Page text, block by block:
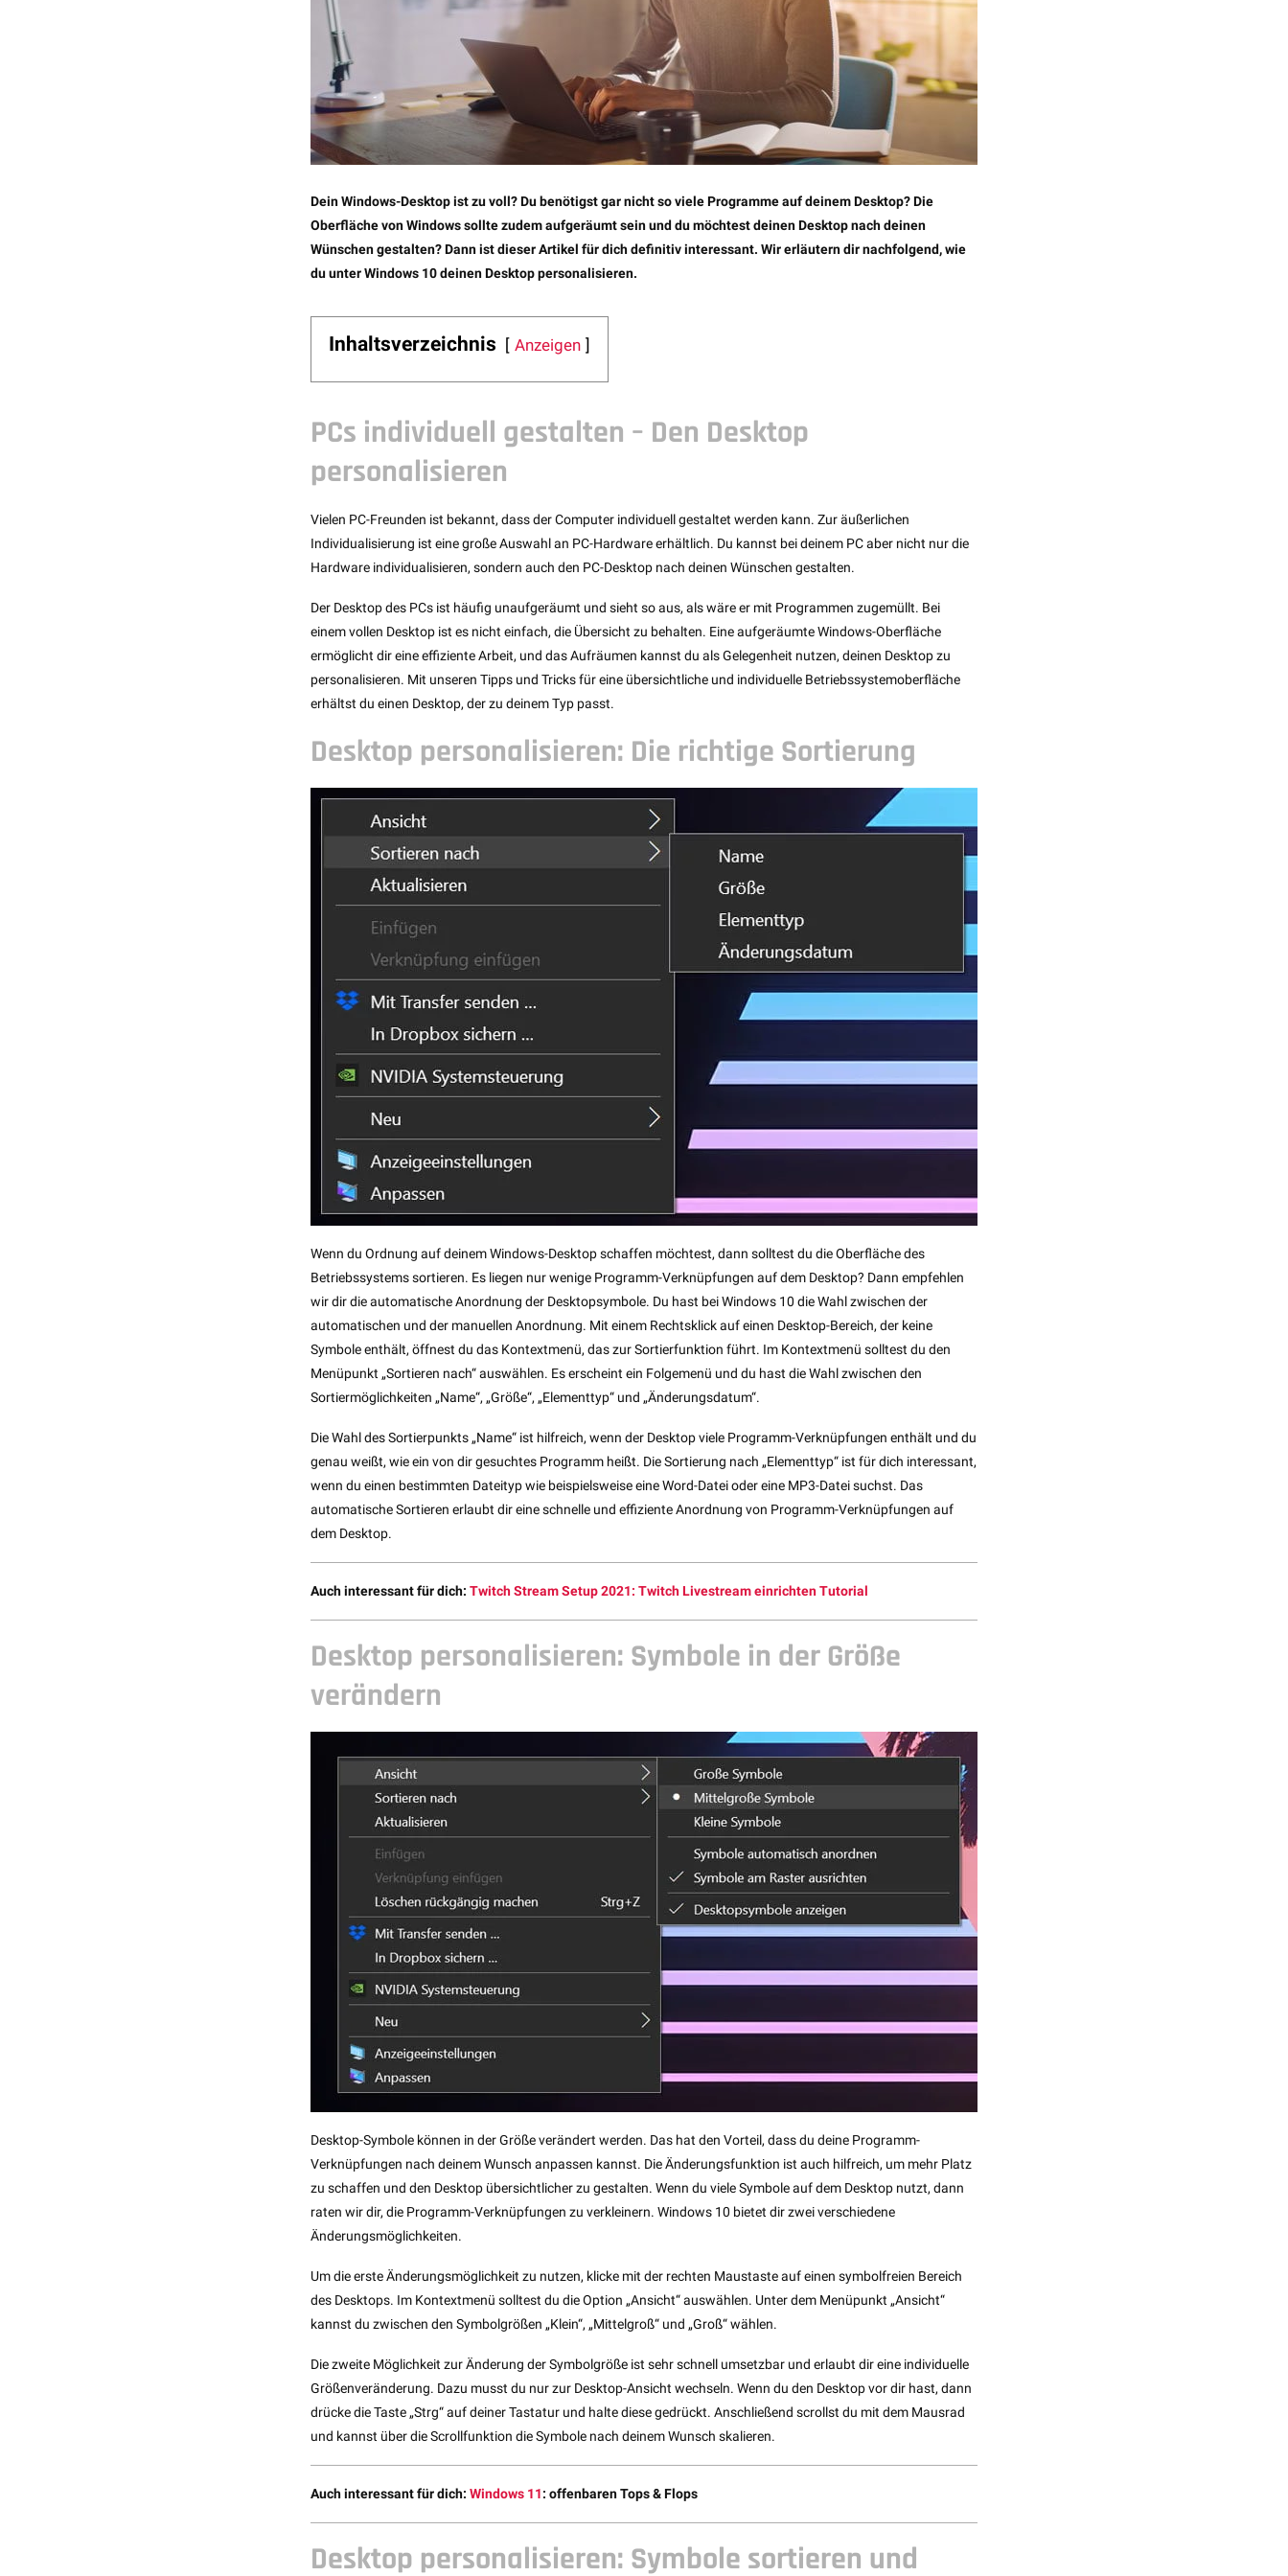
Dein Windows-Desktop ist zu voll? Du benötigst gar nicht so viele Programme auf deinem Desktop? Die
Oberfläche von Windows sollte zudem aufgeräumt sein und du möchtest deinen Desktop nach deinen
Wünschen gestalten? Dann ist dieser Artikel für dich definitiv interessant. Wir erläutern dir nachfolgend, wie
du unter Windows 10 deinen Desktop personalisieren.
Inhaltsverzeichnis Anzeigen
PCs individuell gestalten – Den Desktop
personalisieren
Vielen PC-Freunden ist bekannt, dass der Computer individuell gestaltet werden kann. Zur äußerlichen
Individualisierung ist eine große Auswahl an PC-Hardware erhältlich. Du kannst bei deinem PC aber nicht nur die
Hardware individualisieren, sondern auch den PC-Desktop nach deinen Wünschen gestalten.
Der Desktop des PCs ist häufig unaufgeräumt und sieht so aus, als wäre er mit Programmen zugemüllt. Bei
einem vollen Desktop ist es nicht einfach, die Übersicht zu behalten. Eine aufgeräumte Windows-Oberfläche
ermöglicht dir eine effiziente Arbeit, und das Aufräumen kannst du als Gelegenheit nutzen, deinen Desktop zu
personalisieren. Mit unseren Tipps und Tricks für eine übersichtliche und individuelle Betriebssystemoberfläche
erhältst du einen Desktop, der zu deinem Typ passt.
Desktop personalisieren: Die richtige Sortierung
Wenn du Ordnung auf deinem Windows-Desktop schaffen möchtest, dann solltest du die Oberfläche des
Betriebssystems sortieren. Es liegen nur wenige Programm-Verknüpfungen auf dem Desktop? Dann empfehlen
wir dir die automatische Anordnung der Desktopsymbole. Du hast bei Windows 10 die Wahl zwischen der
automatischen und der manuellen Anordnung. Mit einem Rechtsklick auf einen Desktop-Bereich, der keine
Symbole enthält, öffnest du das Kontextmenü, das zur Sortierfunktion führt. Im Kontextmenü solltest du den
Menüpunkt „Sortieren nach“ auswählen. Es erscheint ein Folgemenü und du hast die Wahl zwischen den
Sortiermöglichkeiten „Name“, „Größe“, „Elementtyp“ und „Änderungsdatum“.
Die Wahl des Sortierpunkts „Name“ ist hilfreich, wenn der Desktop viele Programm-Verknüpfungen enthält und du
genau weißt, wie ein von dir gesuchtes Programm heißt. Die Sortierung nach „Elementtyp“ ist für dich interessant,
wenn du einen bestimmten Dateityp wie beispielsweise eine Word-Datei oder eine MP3-Datei suchst. Das
automatische Sortieren erlaubt dir eine schnelle und effiziente Anordnung von Programm-Verknüpfungen auf
dem Desktop.
Auch interessant für dich: Twitch Stream Setup 2021: Twitch Livestream einrichten Tutorial
Desktop personalisieren: Symbole in der Größe
verändern
Desktop-Symbole können in der Größe verändert werden. Das hat den Vorteil, dass du deine Programm-
Verknüpfungen nach deinem Wunsch anpassen kannst. Die Änderungsfunktion ist auch hilfreich, um mehr Platz
zu schaffen und den Desktop übersichtlicher zu gestalten. Wenn du viele Symbole auf dem Desktop nutzt, dann
raten wir dir, die Programm-Verknüpfungen zu verkleinern. Windows 10 bietet dir zwei verschiedene
Änderungsmöglichkeiten.
Um die erste Änderungsmöglichkeit zu nutzen, klicke mit der rechten Maustaste auf einen symbolfreien Bereich
des Desktops. Im Kontextmenü solltest du die Option „Ansicht“ auswählen. Unter dem Menüpunkt „Ansicht“
kannst du zwischen den Symbolgrößen „Klein“, „Mittelgroß“ und „Groß“ wählen.
Die zweite Möglichkeit zur Änderung der Symbolgröße ist sehr schnell umsetzbar und erlaubt dir eine individuelle
Größenveränderung. Dazu musst du nur zur Desktop-Ansicht wechseln. Wenn du den Desktop vor dir hast, dann
drücke die Taste „Strg“ auf deiner Tastatur und halte diese gedrückt. Anschließend scrollst du mit dem Mausrad
und kannst über die Scrollfunktion die Symbole nach deinem Wunsch skalieren.
Auch interessant für dich: Windows 11: offenbaren Tops & Flops
Desktop personalisieren: Symbole sortieren und